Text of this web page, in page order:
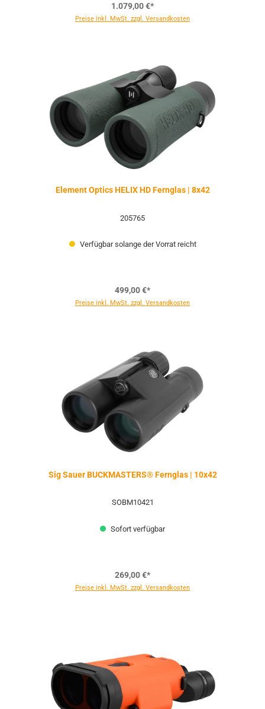
1.079,00 €*
Preise inkl. MwSt. zzgl. Versandkosten
Element Optics HELIX HD Fernglas | 8x42
205765
Verfügbar solange der Vorrat reicht
499,00 €*
Preise inkl. MwSt. zzgl. Versandkosten
Sig Sauer BUCKMASTERS® Fernglas | 10x42
SOBM10421
Sofort verfügbar
269,00 €*
Preise inkl. MwSt. zzgl. Versandkosten